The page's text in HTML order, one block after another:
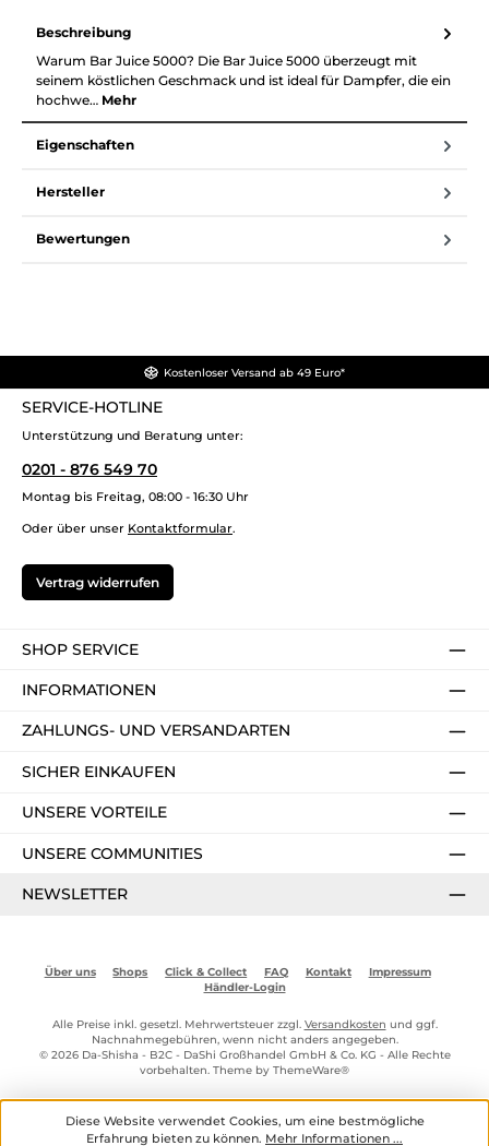
Beschreibung
Warum Bar Juice 5000? Die Bar Juice 5000 überzeugt mit
seinem köstlichen Geschmack und ist ideal für Dampfer, die ein
hochwe… Mehr
Eigenschaften
Hersteller
Bewertungen
Kostenloser Versand ab 49 Euro*
SERVICE-HOTLINE
Unterstützung und Beratung unter:
0201 - 876 549 70
Montag bis Freitag, 08:00 - 16:30 Uhr
Oder über unser Kontaktformular.
Vertrag widerrufen
SHOP SERVICE
INFORMATIONEN
ZAHLUNGS- UND VERSANDARTEN
SICHER EINKAUFEN
UNSERE VORTEILE
UNSERE COMMUNITIES
NEWSLETTER
Über uns Shops Click & Collect FAQ Kontakt
Impressum
Händler-Login
Alle Preise inkl. gesetzl. Mehrwertsteuer zzgl. Versandkosten und ggf.
Nachnahmegebühren, wenn nicht anders angegeben.
© 2026 Da-Shisha - B2C - DaShi Großhandel GmbH & Co. KG - Alle Rechte
vorbehalten. Theme by ThemeWare®
Diese Website verwendet Cookies, um eine bestmögliche
Erfahrung bieten zu können. Mehr Informationen ...